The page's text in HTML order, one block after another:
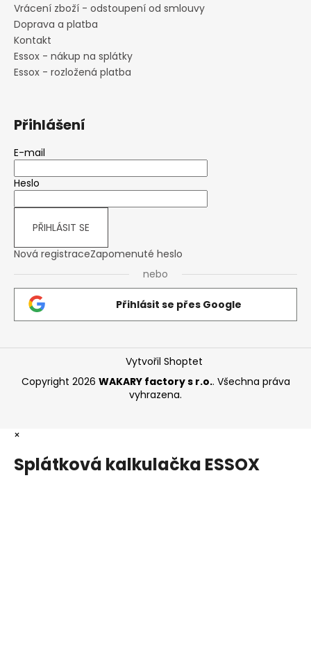
Vrácení zboží - odstoupení od smlouvy
Doprava a platba
Kontakt
Essox - nákup na splátky
Essox - rozložená platba
Přihlášení
E-mail
Heslo
PŘIHLÁSIT SE
Nová registraceZapomenuté heslo
nebo
Přihlásit se přes Google
Vytvořil Shoptet
Copyright 2026 WAKARY factory s r.o.. Všechna práva
vyhrazena.
×
Splátková kalkulačka ESSOX